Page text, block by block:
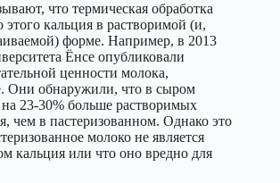
что термическая обработка
этого кальция в растворимой (и,
форме. Например, в 2013
Ёнсе опубликовали
ценности молока,
Они обнаружили, что в сыром
23-30% больше растворимых
чем в пастеризованном. Однако это
молоко не является
кальция или что оно вредно для